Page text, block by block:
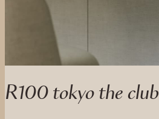
R100 tokyo the club